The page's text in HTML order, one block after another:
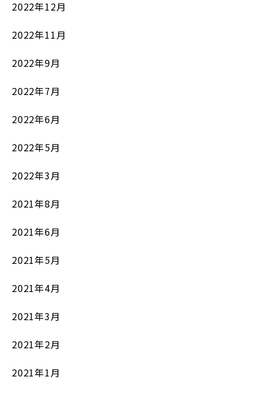
2022年12月
2022年11月
2022年9月
2022年7月
2022年6月
2022年5月
2022年3月
2021年8月
2021年6月
2021年5月
2021年4月
2021年3月
2021年2月
2021年1月